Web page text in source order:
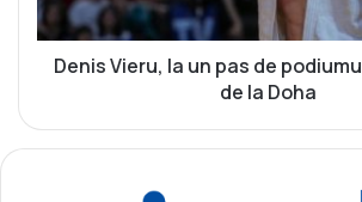
e
r
Denis Vieru, la un pas de
de la Doha